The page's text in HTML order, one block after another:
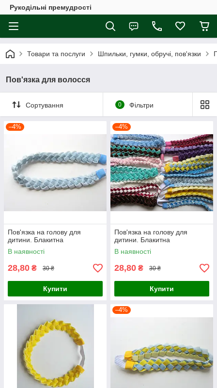
Рукодільні премудрості
Товари та послуги Шпильки, гумки, обручі, пов'язки
Пов'язка для волосся
Сортування 0 Фільтри
–4%
Пов'язка на голову для
дитини. Блакитна
В наявності
28,80 ₴ 30 ₴
Купити
–4%
Пов'язка на голову для
дитини. Блакитна
В наявності
28,80 ₴ 30 ₴
Купити
–4%